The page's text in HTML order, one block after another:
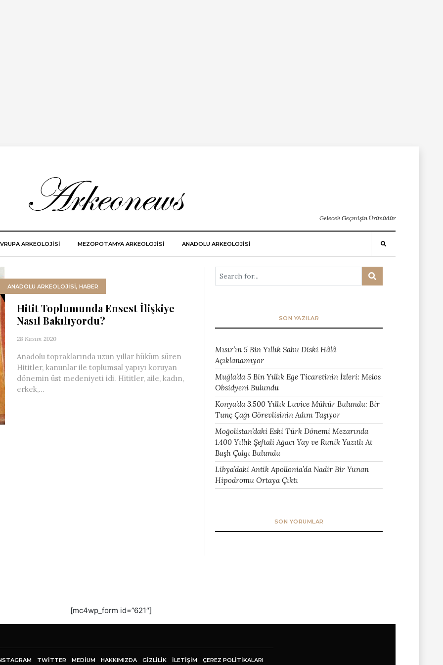
Gelecek Geçmişin Ürünüdür
ARKEOLOJISI MEZOPOTAMYA ARKEOLOJISI ANADOLU ARKEOLOJİSİ
ANADOLU ARKEOLOJİSİ, HABER
Hitit Toplumunda Ensest İlişkiye
Nasıl Bakılıyordu?
28 Kasım 2020
Anadolu topraklarında uzun yıllar hüküm süren
Hititler, kanunlar ile toplumsal yapıyı koruyan
dönemin üst medeniyeti idi. Hititler, aile, kadın,
erkek,...
SON YAZILAR
Mısır’ın 5 Bin Yıllık Sabu Diski Hâlâ
Açıklanamıyor
Muğla’da 5 Bin Yıllık Ege Ticaretinin İzleri: Melos
Obsidyeni Bulundu
Konya’da 3.500 Yıllık Luvice Mühür Bulundu: Bir
Tunç Çağı Görevlisinin Adını Taşıyor
Moğolistan’daki Eski Türk Dönemi Mezarında
1.400 Yıllık Şeftali Ağacı Yay ve Runik Yazıtlı At
Başlı Çalgı Bulundu
Libya’daki Antik Apollonia’da Nadir Bir Yunan
Hipodromu Ortaya Çıktı
SON YORUMLAR
[mc4wp_form id=”621″]
TWITTER MEDIUM HAKKIMIZDA GİZLİLİK İLETIŞIM ÇEREZ POLITIKALARI